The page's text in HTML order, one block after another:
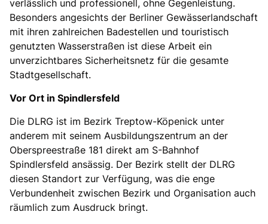
verlässlich und professionell, ohne Gegenleistung.
Besonders angesichts der Berliner Gewässerlandschaft
mit ihren zahlreichen Badestellen und touristisch
genutzten Wasserstraßen ist diese Arbeit ein
unverzichtbares Sicherheitsnetz für die gesamte
Stadtgesellschaft.
Vor Ort in Spindlersfeld
Die DLRG ist im Bezirk Treptow-Köpenick unter
anderem mit seinem Ausbildungszentrum an der
Oberspreestraße 181 direkt am S-Bahnhof
Spindlersfeld ansässig. Der Bezirk stellt der DLRG
diesen Standort zur Verfügung, was die enge
Verbundenheit zwischen Bezirk und Organisation auch
räumlich zum Ausdruck bringt.